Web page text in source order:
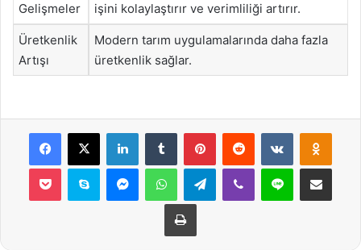
Gelişmeler
işini kolaylaştırır ve verimliliği artırır.
Üretkenlik
Artışı
Modern tarım uygulamalarında daha fazla
üretkenlik sağlar.
Facebook
X LinkedInTumblr PinterestReddit VKontakte
Pocket Skype MessengerWhatsAppTelegramViber Line E-Posta ile
Yazdır